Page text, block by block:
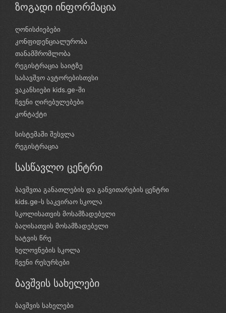
ზოგადი ინფორმაცია
ღონისძიებები
კონფიდენციალურობა
თანამშრომლობა
რეგისტრაცია საიტზე
საბავშვო ავტორებისთვსი
ვაკანსიები kids.ge-ში
ჩვენი ღირებულებები
კონტაქტი
სისტემაში შესვლა
რეგისტრაცია
სასწავლო ცენტრი
ბავშვთა განათლების და განვითარების ცენტრი
kids.ge-ს საკვირაო სკოლა
სკოლისათვის მოსამზადებელი
ბაღისათვის მოსამზადებელი
ხატვის წრე
ხელოვნების სკოლა
ჩვენი რესურსები
ბავშვის სახელები
ბავშვის სახელები